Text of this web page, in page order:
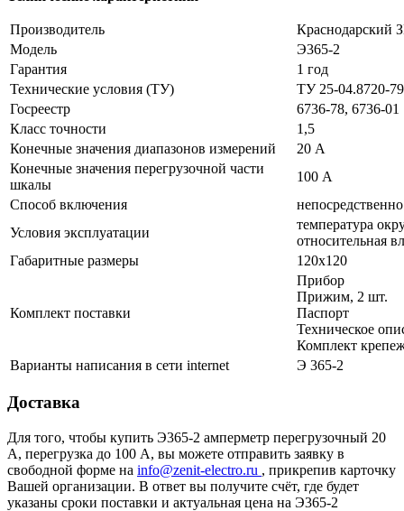
Производитель
Краснодарский
Модель
Э365-2
Гарантия
1 год
Технические условия (ТУ)
ТУ 25-04.8720-79
Госреестр
6736-78, 6736-01
Класс точности
1,5
Конечные значения диапазонов измерений
20 А
Конечные значения перегрузочной части
шкалы
100 А
Способ включения
непосредственно
Условия эксплуатации
температура
относительная
Габаритные размеры
120х120
Комплект поставки
Прибор
Прижим, 2 шт.
Паспорт
Техническое
Комплект
Варианты написания в сети internet
Э 365-2
Доставка
Для того, чтобы купить Э365-2 амперметр перегрузочный 20
А, перегрузка до 100 А, вы можете отправить заявку в
свободной форме на info@zenit-electro.ru , прикрепив карточку
Вашей организации. В ответ вы получите счёт, где будет
указаны сроки поставки и актуальная цена на Э365-2